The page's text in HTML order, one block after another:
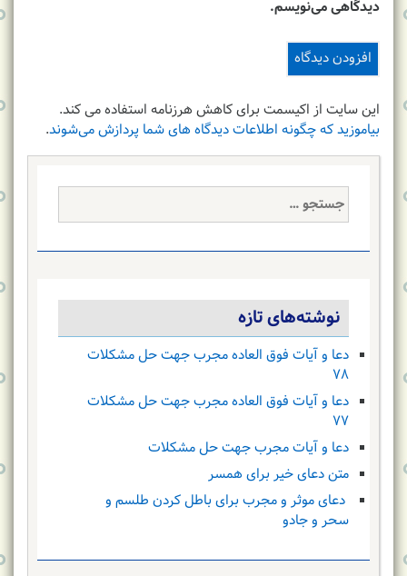
دیدگاهی می‌نویسم.
این سایت از اکیسمت برای کاهش هرزنامه استفاده می کند.
بیاموزید که چگونه اطلاعات دیدگاه های شما پردازش می‌شوند.
جستجو
برای:
نوشته‌های تازه
دعا و آیات فوق العاده مجرب جهت حل مشکلات
۷۸
دعا و آیات فوق العاده مجرب جهت حل مشکلات
۷۷
دعا و آیات مجرب جهت حل مشکلات
متن دعای خیر برای همسر
دعای موثر و مجرب برای باطل کردن طلسم و
سحر و جادو